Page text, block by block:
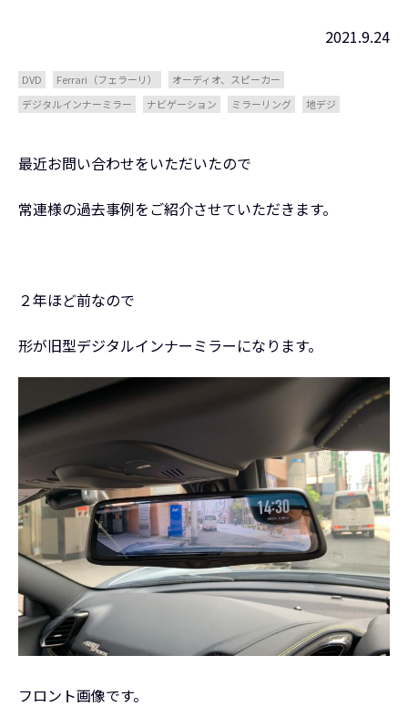
2021.9.24
DVD Ferrari（フェラーリ）
オーディオ、スピーカー
デジタルインナーミラー
ナビゲーション ミラーリング 地デジ
最近お問い合わせをいただいたので
常連様の過去事例をご紹介させていただきます。
２年ほど前なので
形が旧型デジタルインナーミラーになります。
フロント画像です。